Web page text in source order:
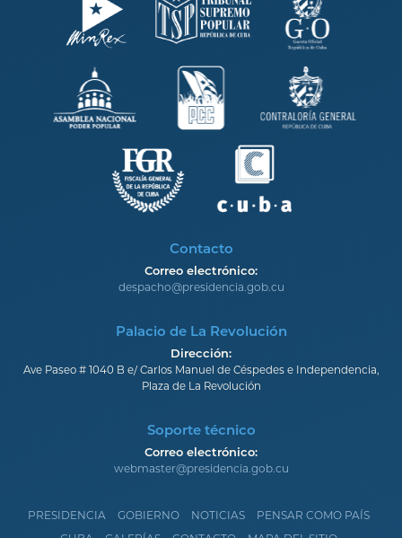
Contacto
Correo electrónico:
despacho@presidencia.gob.cu
Palacio de La Revolución
Dirección:
Ave Paseo # 1040 B e/ Carlos Manuel de Céspedes e Independencia,
Plaza de La Revolución
Soporte técnico
Correo electrónico:
webmaster@presidencia.gob.cu
PRESIDENCIA GOBIERNO NOTICIAS
PENSAR COMO PAÍS